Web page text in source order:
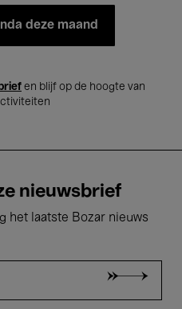
deze maand
en blijf op de hoogte van
nieuwsbrief
het laatste Bozar nieuws